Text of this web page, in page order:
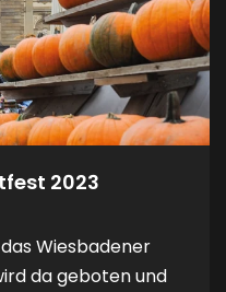
2023
Wiesbadener
da geboten und